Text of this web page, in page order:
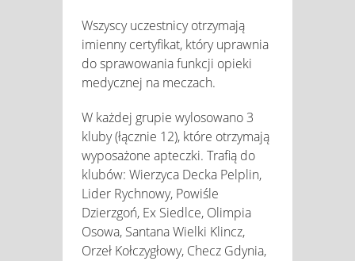
Wszyscy uczestnicy otrzymają
imienny certyfikat, który uprawnia
do sprawowania funkcji opieki
medycznej na meczach.
W każdej grupie wylosowano 3
kluby (łącznie 12), które otrzymają
wyposażone apteczki. Trafią do
klubów: Wierzyca Decka Pelplin,
Lider Rychnowy, Powiśle
Dzierzgoń, Ex Siedlce, Olimpia
Osowa, Santana Wielki Klincz,
Orzeł Kołczygłowy, Checz Gdynia,